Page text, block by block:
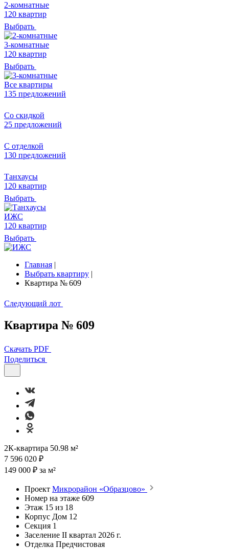
2-комнатные
120 квартир
Выбрать
3-комнатные
120 квартир
Выбрать
Все квартиры
135 предложений
Со скидкой
25 предложений
С отделкой
130 предложений
Танхаусы
120 квартир
Выбрать
ИЖС
120 квартир
Выбрать
Главная |
Выбрать квартиру |
Квартира № 609
Следующий лот
Квартира № 609
Скачать PDF
Поделиться
2К-квартира 50.98 м²
7 596 020 ₽
149 000 ₽ за м²
Проект Микрорайон «Образцово»
Номер на этаже 609
Этаж 15 из 18
Корпус Дом 12
Секция 1
Заселение II квартал 2026 г.
Отделка Предчистовая